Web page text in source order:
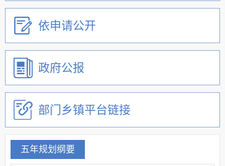
依申请公开
政府公报
部门乡镇平台链接
五年规划纲要